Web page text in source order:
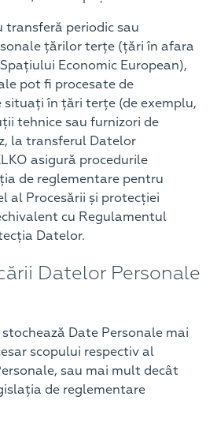
transferă periodic sau
țărilor terțe (țări în afara
Economic European),
pot fi procesate de
situați în țări terțe (de exemplu,
tehnice sau furnizori de
la transferul Datelor
asigură procedurile
de reglementare pentru
al Procesării și protecției
cu Regulamentul
Datelor.
Datelor Personale
stochează Date Personale mai
scopului respectiv al
sau mai mult decât
de reglementare